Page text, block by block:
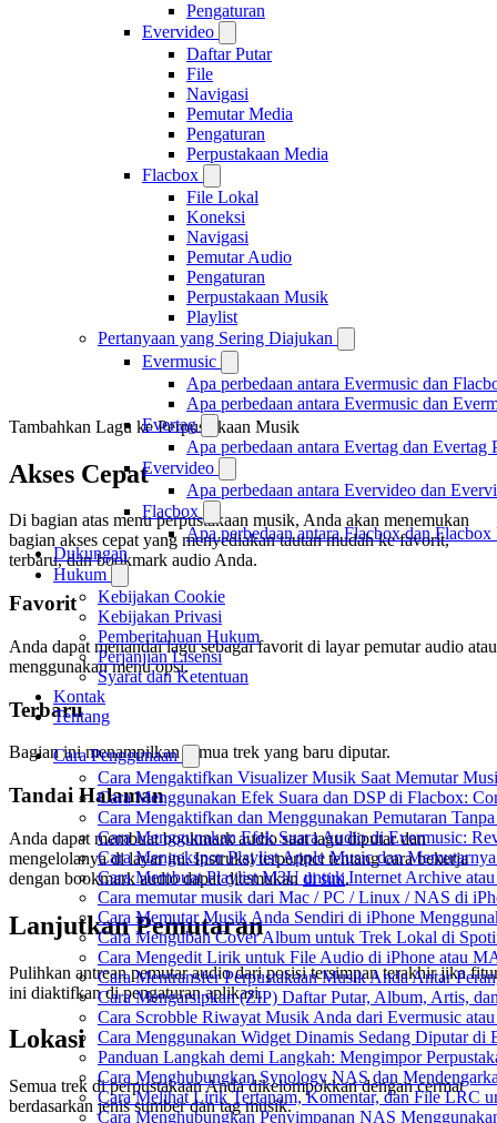
Pengaturan
Evervideo
Daftar Putar
File
Navigasi
Pemutar Media
Pengaturan
Perpustakaan Media
Flacbox
File Lokal
Koneksi
Navigasi
Pemutar Audio
Pengaturan
Perpustakaan Musik
Playlist
Pertanyaan yang Sering Diajukan
Evermusic
Apa perbedaan antara Evermusic dan
Apa perbedaan antara Evermusic dan
Evertag
Apa perbedaan antara Evertag dan Evertag
Evervideo
Apa perbedaan antara Evervideo dan
Flacbox
Apa perbedaan antara Flacbox dan Flacbox
Dukungan
Hukum
Kebijakan Cookie
Kebijakan Privasi
Pemberitahuan Hukum
Perjanjian Lisensi
Syarat dan Ketentuan
Kontak
Tentang
Cara Penggunaan
Cara Mengaktifkan Visualizer Musik Saat Memutar
Cara Menggunakan Efek Suara dan DSP di Flacbox:
Cara Mengaktifkan dan Menggunakan Pemutaran
Cara Menggunakan Efek Suara Audio di Evermusic:
Cara Mengekspor Playlist Apple Music dan
Cara Membuat Playlist M3U untuk Internet Archive
Cara memutar musik dari Mac / PC / Linux / NAS di
Cara Memutar Musik Anda Sendiri di iPhone
Cara Mengubah Cover Album untuk Trek Lokal di
Cara Mengedit Lirik untuk File Audio di iPhone atau
Cara Mentransfer Perpustakaan Musik Anda Antar
Cara Mengarsipkan (ZIP) Daftar Putar, Album, Artis,
Cara Scrobble Riwayat Musik Anda dari Evermusic
Cara Menggunakan Widget Dinamis Sedang Diputar
Panduan Langkah demi Langkah: Mengimpor
Cara Menghubungkan Synology NAS dan
Cara Melihat Lirik Tertanam, Komentar, dan File LRC
Cara Menghubungkan Penyimpanan NAS
Tambahkan Lagu ke Perpustakaan Musik
Akses Cepat
Di bagian atas menu perpustakaan musik, Anda akan menemukan
bagian akses cepat yang menyediakan tautan mudah ke favorit,
terbaru, dan bookmark audio Anda.
Favorit
Anda dapat menandai lagu sebagai favorit di layar pemutar audio atau
menggunakan menu opsi.
Terbaru
Bagian ini menampilkan semua trek yang baru diputar.
Tandai Halaman
Anda dapat membuat bookmark audio saat lagu diputar dan
mengelolanya di layar ini. Instruksi terperinci tentang cara bekerja
dengan bookmark audio dapat ditemukandi sini.
Lanjutkan Pemutaran
Pulihkan antrean pemutar audio dari posisi tersimpan terakhir jika
ini diaktifkan di pengaturan aplikasi.
Lokasi
Semua trek di perpustakaan Anda dikelompokkan dengan cermat
berdasarkan jenis sumber dan tag musik.